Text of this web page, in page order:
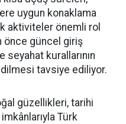
uygun konaklama
aktiviteler önemli rol
önce güncel giriş
seyahat kurallarının
tavsiye ediliyor.
güzellikleri, tarihi
Türk